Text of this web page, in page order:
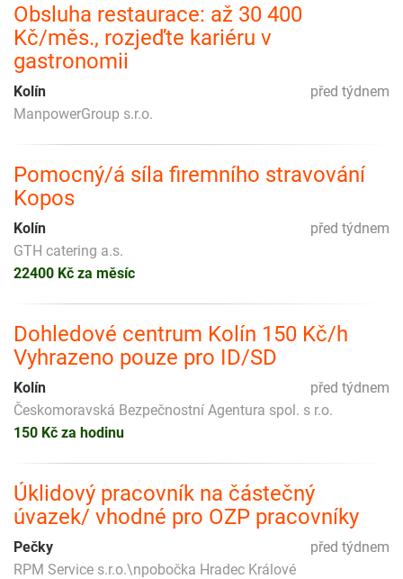
Obsluha restaurace: až 30 400
Kč/měs., rozjeďte kariéru v
gastronomii
před týdnem
Kolín
ManpowerGroup s.r.o.
Pomocný/á síla firemního stravování
Kopos
před týdnem
Kolín
GTH catering a.s.
22400 Kč za měsíc
Dohledové centrum Kolín 150 Kč/h
Vyhrazeno pouze pro ID/SD
před týdnem
Kolín
Českomoravská Bezpečnostní Agentura spol. s r.o.
150 Kč za hodinu
Úklidový pracovník na částečný
úvazek/ vhodné pro OZP pracovníky
před týdnem
Pečky
RPM Service s.r.o.\npobočka Hradec Králové